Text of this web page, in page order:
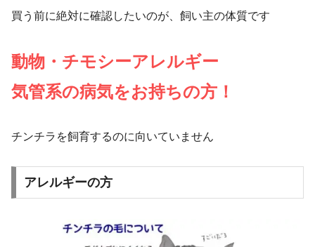
買う前に絶対に確認したいのが、飼い主の体質です
動物・チモシーアレルギー
気管系の病気をお持ちの方！
チンチラを飼育するのに向いていません
アレルギーの方